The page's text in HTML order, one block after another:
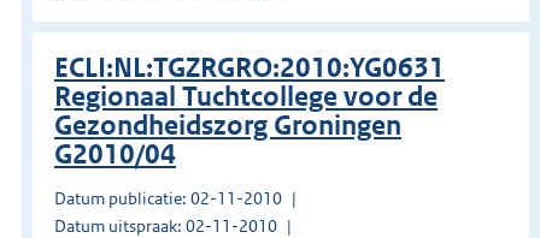
ECLI:NL:TGZRGRO:2010:YG0631
Regionaal Tuchtcollege voor de
Gezondheidszorg Groningen
G2010/04
Datum publicatie: 02-11-2010
Datum uitspraak: 02-11-2010